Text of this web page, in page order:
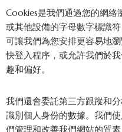
Cookies是我們通過您的網絡
或其他設備的字母數字標識
可讓我們為您安排更容易地
快登入程序，或允許我們於
趣和偏好。
我們還會委託第三方跟蹤和
識別個人身份的數據。我們
們管理和改善我們網站的質